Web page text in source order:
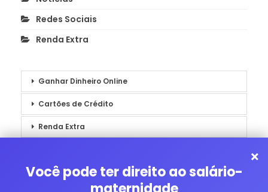
Redes Sociais
Renda Extra
Ganhar Dinheiro Online
Cartões de Crédito
Renda Extra
×
Você pode ter direito ao salário-